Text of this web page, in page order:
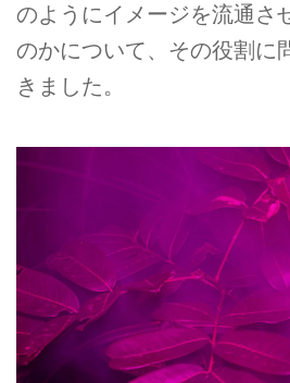
のようにイメージを流通さ
のかについて、その役割に
きました。